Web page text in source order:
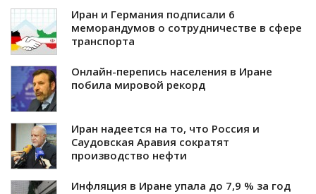
Иран и Германия подписали 6
меморандумов о сотрудничестве в сфере
транспорта
Онлайн-перепись населения в Иране
побила мировой рекорд
Иран надеется на то, что Россия и
Саудовская Аравия сократят
производство нефти
Инфляция в Иране упала до 7,9 % за год